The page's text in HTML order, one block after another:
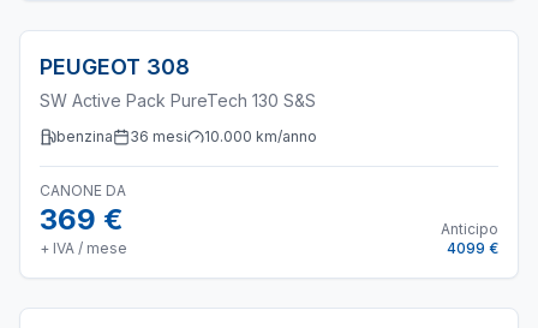
PEUGEOT 308
SW Active Pack PureTech 130 S&S
benzina 36 mesi 10.000 km/anno
CANONE DA
369 €
+ IVA / mese
Anticipo
4099 €